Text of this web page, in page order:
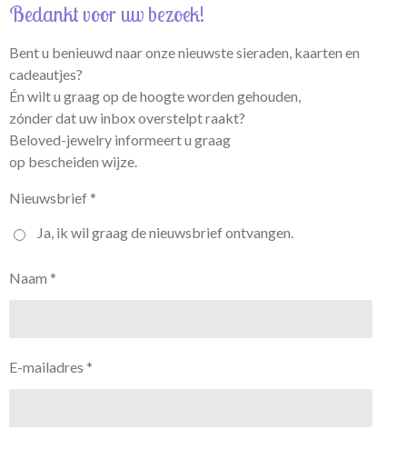
Bedankt voor uw bezoek!
Bent u benieuwd naar onze nieuwste sieraden, kaarten en
cadeautjes?
Én wilt u graag op de hoogte worden gehouden,
zónder dat uw inbox overstelpt raakt?
Beloved-jewelry informeert u graag
op bescheiden wijze.
Nieuwsbrief *
Ja, ik wil graag de nieuwsbrief ontvangen.
Naam *
E-mailadres *